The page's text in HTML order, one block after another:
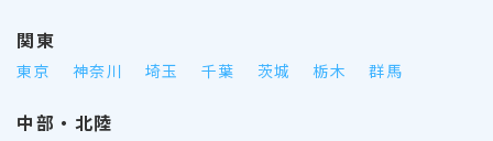
関東
東京 神奈川 埼玉 千葉 茨城 栃木 群馬
中部・北陸